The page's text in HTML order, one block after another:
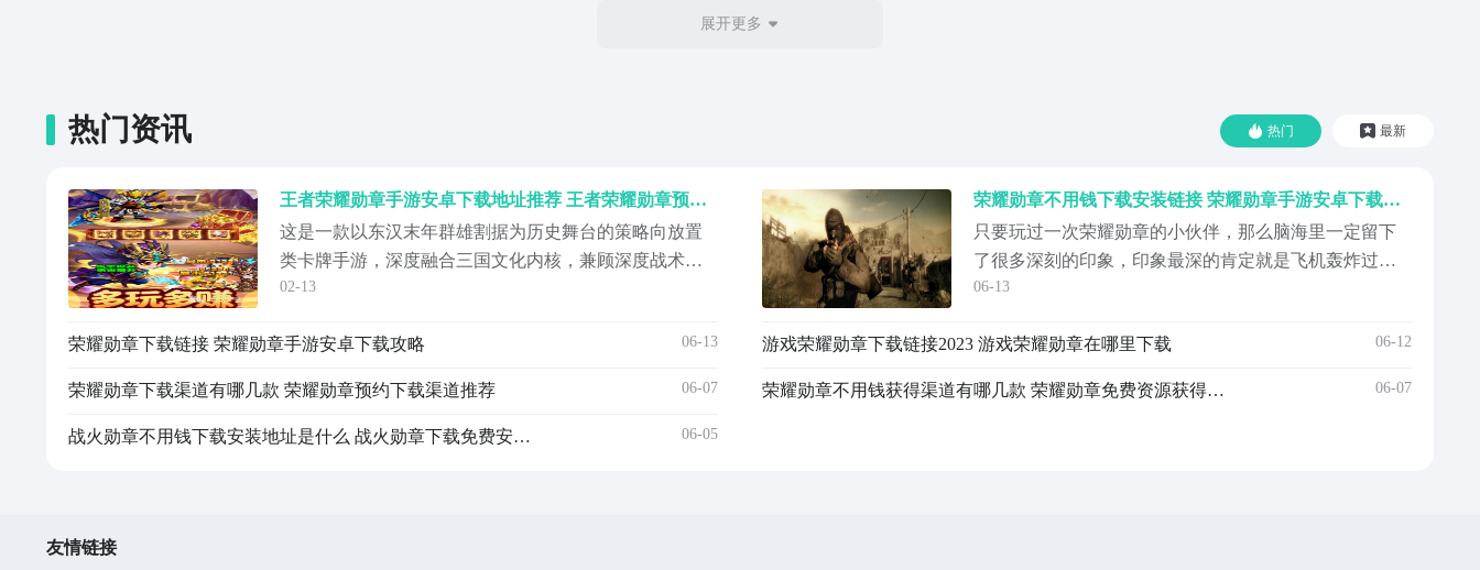
展开更多
热门 最新
热门资讯
王者荣耀勋章手游安卓下载地址推荐 王者荣耀勋章预约入口及安装攻略
这是一款以东汉末年群雄割据为历史舞台的策略向放置
类卡牌手游，深度融合三国文化内核，兼顾深度战术设
计、低门槛操作逻辑与碎片化养成体验。当前大量玩家
勋章安卓版预约入口”等关键词，希望在正式公测前抢先
的三国
02-13
荣耀勋章下载链接 荣耀勋章手游安卓下载攻略 06-13
荣耀勋章下载渠道有哪几款 荣耀勋章预约下载渠道推荐 06-07
战火勋章不用钱下载安装地址是什么 战火勋章下载免费安装地址详解 06-05
荣耀勋章不用钱下载安装链接 荣耀勋章手游安卓下载链接
只要玩过一次荣耀勋章的小伙伴，那么脑海里一定留下
了很多深刻的印象，印象最深的肯定就是飞机轰炸过后
漫天的土雨，这是在任何一款游戏中都感受不到的体
戏，游戏中拥有许多高科技的军事设备，喜欢枪战的小
耀勋章》最新预...
06-13
游戏荣耀勋章下载链接2023 游戏荣耀勋章在哪里下载 06-12
荣耀勋章不用钱获得渠道有哪几款 荣耀勋章免费资源获得方式推荐 06-07
友情链接